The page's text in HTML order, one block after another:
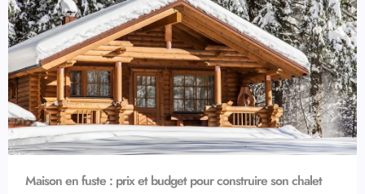
Maison en fuste : prix et budget pour construire son chalet